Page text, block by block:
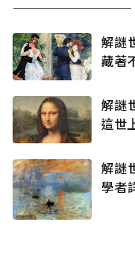
解謎
藏著
解謎
這世
解謎
學者